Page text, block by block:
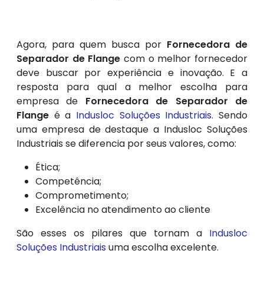
Agora, para quem busca por Fornecedora de
Separador de Flange com o melhor fornecedor
deve buscar por experiência e inovação. E a
resposta para qual a melhor escolha para
empresa de Fornecedora de Separador de
Flange é a Indusloc Soluções Industriais. Sendo
uma empresa de destaque a Indusloc Soluções
Industriais se diferencia por seus valores, como:
Ética;
Competência;
Comprometimento;
Excelência no atendimento ao cliente
São esses os pilares que tornam a Indusloc
Soluções Industriais uma escolha excelente.